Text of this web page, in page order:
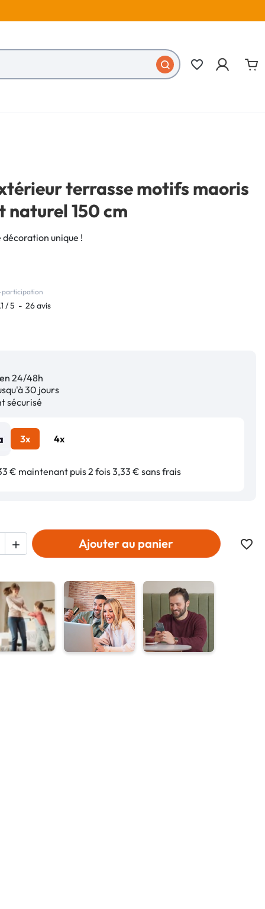
favorite_border
terrasse motifs maoris
naturel 150 cm
décoration unique !
/5 - 26avis
24/48h
30 jours
sécurisé
3x 4x
€ maintenant puis 2 fois 3,33 € sans frais
 Ajouter au panier favorite_border